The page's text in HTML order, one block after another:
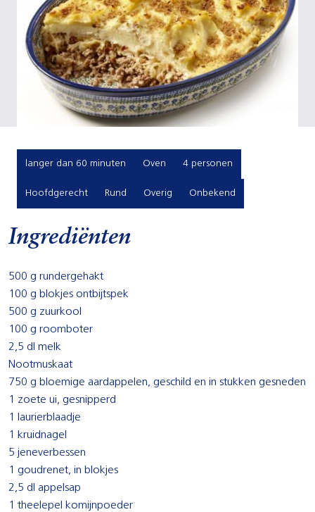
langer dan 60 minuten Oven 4 personen
Hoofdgerecht Rund Overig Onbekend
Ingrediënten
500 g rundergehakt
100 g blokjes ontbijtspek
500 g zuurkool
100 g roomboter
2,5 dl melk
Nootmuskaat
750 g bloemige aardappelen, geschild en in stukken gesneden
1 zoete ui, gesnipperd
1 laurierblaadje
1 kruidnagel
5 jeneverbessen
1 goudrenet, in blokjes
2,5 dl appelsap
1 theelepel komijnpoeder